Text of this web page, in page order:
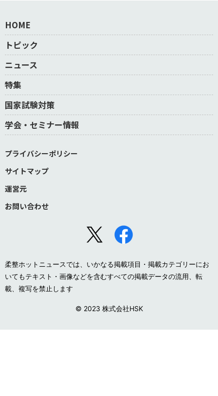
HOME
トピック
ニュース
特集
国家試験対策
学会・セミナー情報
プライバシーポリシー
サイトマップ
運営元
お問い合わせ
柔整ホットニュースでは、いかなる掲載項目・掲載カテゴリーにお
いてもテキスト・画像などを含むすべての掲載データの流用、転
載、複写を禁止します
© 2023 株式会社HSK